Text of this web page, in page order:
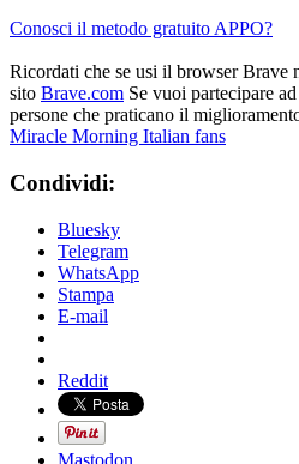
Conosci il metodo gratuito APPO?
Ricordati che se usi il browser Brave
sito Brave.com Se vuoi partecipare
persone che praticano il
Miracle Morning Italian fans
Condividi:
Bluesky
Telegram
WhatsApp
Stampa
E-mail
Reddit
Mastodon